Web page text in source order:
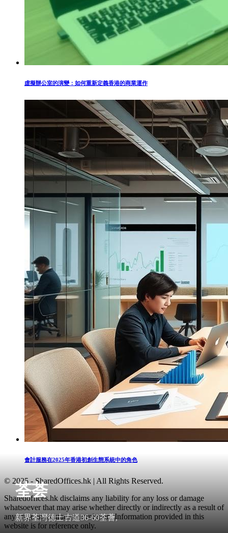
荃荟
新界荃灣德士古道36-60荃薈,
虛擬辦公室的演變：如何重新定義香港的商業運作
會計服務在2025年香港初創生態系統中的角色
© 2025 - SharedOffices.hk | All Rights Reserved.
Sharedoffices.hk disclaims any liability for any loss or damage
whatsoever that may arise whether directly or indirectly as a result of
any error, inaccuracy or omission. Information provided in this
website is for reference only.